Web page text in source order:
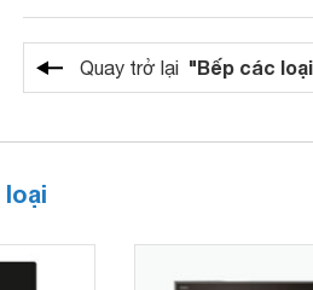
Quay trở lại "Bếp các